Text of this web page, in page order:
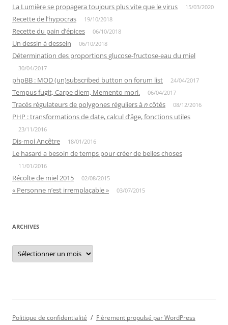
La Lumière se propagera toujours plus vite que le virus 15/03/2020
Recette de l’hypocras 19/10/2018
Recette du pain d’épices 06/10/2018
Un dessin à dessein 06/10/2018
Détermination des proportions glucose-fructose-eau du miel
30/04/2017
phpBB : MOD (un)subscribed button on forum list 24/04/2017
Tempus fugit, Carpe diem, Memento mori. 06/04/2017
Tracés régulateurs de polygones réguliers à ncôtés 08/12/2016
PHP : transformations de date, calcul d’âge, fonctions utiles
23/11/2016
Dis-moi Ancêtre 18/01/2016
Le hasard a besoin de temps pour créer de belles choses
11/01/2016
Récolte de miel 2015 02/08/2015
« Personne n’est irremplaçable » 03/07/2015
ARCHIVES
Archives
Politique de confidentialité Fièrement propulsé par WordPress